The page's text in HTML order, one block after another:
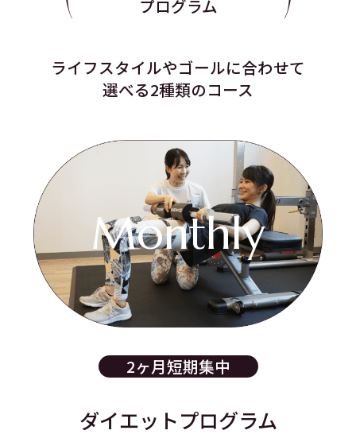
プログラム
ライフスタイルやゴールに合わせて
選べる2種類のコース
Monthly
2ヶ月短期集中
ダイエットプログラム